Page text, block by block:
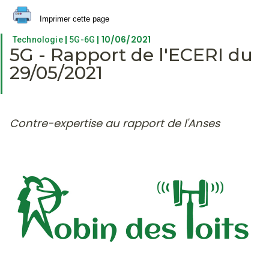
Imprimer cette page
Technologie| 5G-6G | 10/06/2021
5G - Rapport de l'ECERI du
29/05/2021
Contre-expertise au rapport de l'Anses